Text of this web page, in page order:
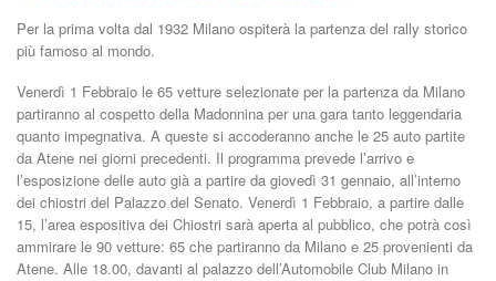
Per la prima volta dal 1932 Milano ospiterà la partenza del rally storico
più famoso al mondo.
Venerdì 1 Febbraio le 65 vetture selezionate per la partenza da Milano
partiranno al cospetto della Madonnina per una gara tanto leggendaria
quanto impegnativa. A queste si accoderanno anche le 25 auto partite
da Atene nei giorni precedenti. Il programma prevede l’arrivo e
l’esposizione delle auto già a partire da giovedì 31 gennaio, all’interno
dei chiostri del Palazzo del Senato. Venerdì 1 Febbraio, a partire dalle
15, l’area espositiva dei Chiostri sarà aperta al pubblico, che potrà così
ammirare le 90 vetture: 65 che partiranno da Milano e 25 provenienti da
Atene. Alle 18.00, davanti al palazzo dell’Automobile Club Milano in